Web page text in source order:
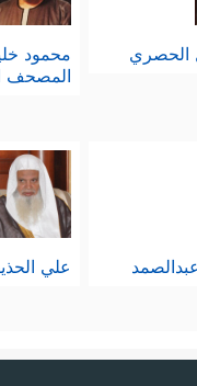
الحصري
محمود
المصحف
علي